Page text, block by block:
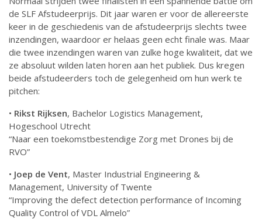
de SLF Afstudeerprijs. Dit jaar waren er voor de allereerste
keer in de geschiedenis van de afstudeerprijs slechts twee
inzendingen, waardoor er helaas geen echt finale was. Maar
die twee inzendingen waren van zulke hoge kwaliteit, dat we
ze absoluut wilden laten horen aan het publiek. Dus kregen
beide afstudeerders toch de gelegenheid om hun werk te
pitchen:
• Rikst Rijksen, Bachelor Logistics Management,
Hogeschool Utrecht
“Naar een toekomstbestendige Zorg met Drones bij de
RVO”
• Joep de Vent, Master Industrial Engineering &
Management, University of Twente
“Improving the defect detection performance of Incoming
Quality Control of VDL Almelo”